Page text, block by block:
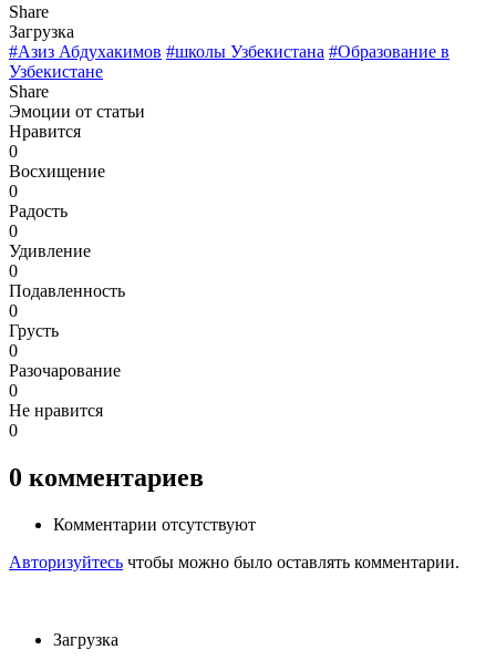
Share
Загрузка
#Азиз Абдухакимов #школы Узбекистана #Образование в
Узбекистане
Share
Эмоции от статьи
Нравится
0
Восхищение
0
Радость
0
Удивление
0
Подавленность
0
Грусть
0
Разочарование
0
Не нравится
0
0 комментариев
Комментарии отсутствуют
Авторизуйтесь чтобы можно было оставлять комментарии.
Загрузка